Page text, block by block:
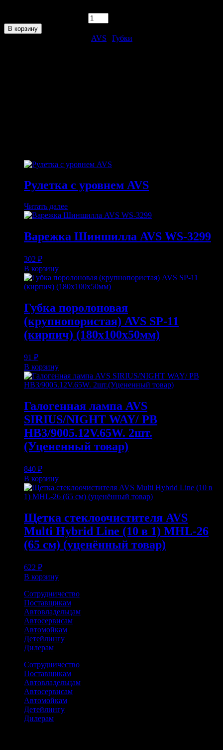
В корзину
AVS Губки
Рулетка с уровнем AVS
Читать далее
Варежка Шиншилла AVS WS-3299
302 ₽
В корзину
Губка поролоновая
(крупнопористая) AVS SP-11
(кирпич) (180x100x50мм)
91 ₽
В корзину
Галогенная лампа AVS
SIRIUS/NIGHT WAY/ PB
HB3/9005.12V.65W. 2шт.
(Уцененный товар)
840 ₽
В корзину
Щетка стеклоочистителя AVS
Multi Hybrid Line (10 в 1) MHL-26
(65 см) (уценённый товар)
622 ₽
В корзину
Сотрудничество
Поставщикам
Автовладельцам
Автосервисам
Автомойкам
Детейлингу
Дилерам
Сотрудничество
Поставщикам
Автовладельцам
Автосервисам
Автомойкам
Детейлингу
Дилерам